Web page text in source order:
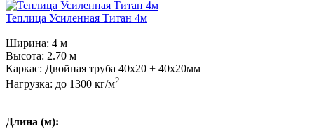
Теплица Усиленная Титан 4м
Ширина: 4 м
Высота: 2.70 м
Каркас: Двойная труба 40x20 + 40х20мм
Нагрузка: до 1300 кг/м2
Длина (м):